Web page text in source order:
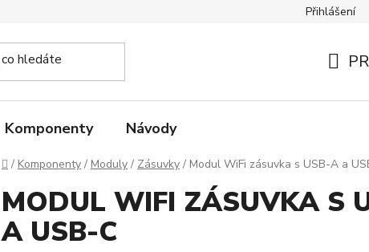
KontaktyPřihlášení
Komponenty Návody
Domů
/ Komponenty / Moduly / Zásuvky / Modul WiFi zásuvka s USB-A a
MODUL WIFI ZÁSUVKA S
A USB-C